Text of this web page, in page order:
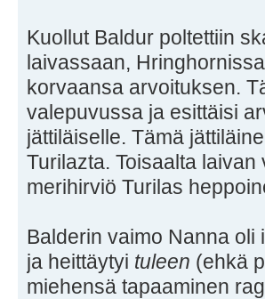
Kuollut Baldur poltettiin
laivassaan,
korvaansa arvoituksen.
valepuvussa ja esittäisi
jättiläiselle. Tämä
Turilazta. Toisaalta
merihirviö Turilas
Balderin vaimo Nanna
ja heittäytyi tuleen (ehkä
miehensä tapaaminen